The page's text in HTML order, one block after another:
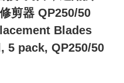
剪器 QP250/50
Blades
5 pack, QP250/50